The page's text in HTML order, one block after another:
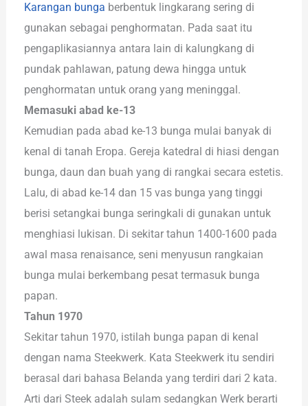
Karangan bunga berbentuk lingkarang sering di
gunakan sebagai penghormatan. Pada saat itu
pengaplikasiannya antara lain di kalungkang di
pundak pahlawan, patung dewa hingga untuk
penghormatan untuk orang yang meninggal.
Memasuki abad ke-13
Kemudian pada abad ke-13 bunga mulai banyak di
kenal di tanah Eropa. Gereja katedral di hiasi dengan
bunga, daun dan buah yang di rangkai secara estetis.
Lalu, di abad ke-14 dan 15 vas bunga yang tinggi
berisi setangkai bunga seringkali di gunakan untuk
menghiasi lukisan. Di sekitar tahun 1400-1600 pada
awal masa renaisance, seni menyusun rangkaian
bunga mulai berkembang pesat termasuk bunga
papan.
Tahun 1970
Sekitar tahun 1970, istilah bunga papan di kenal
dengan nama Steekwerk. Kata Steekwerk itu sendiri
berasal dari bahasa Belanda yang terdiri dari 2 kata.
Arti dari Steek adalah sulam sedangkan Werk berarti